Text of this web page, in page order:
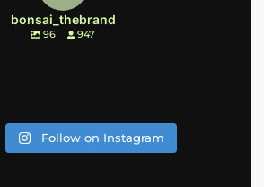
bonsai_thebrand
96 947
Follow on Instagram